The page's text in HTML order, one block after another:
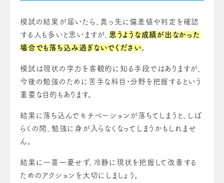
模試の結果が届いたら、真っ先に偏差値や判定を確認
する人も多いと思いますが、
思うような成績が出なかった
場合でも落ち込み過ぎないでください
模試は現状の学力を客観的に知る手段ではありますが、
今後の勉強のために苦手な科目・分野を把握するという
重要な目的もあります。
結果に落ち込んでモチベーションが落ちてしまうと、しば
らくの間、勉強に身が入らなくなってしまうかもしれませ
ん。
結果に一喜一憂せず、冷静に現状を把握して改善する
ためのアクションを大切にしましょう。